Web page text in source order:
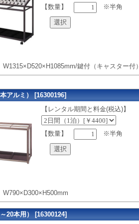
【数量】 ※半角
W1315×D520×H1085mm/鍵付（キャスター付）
アルミ） [16300196]
【レンタル期間と料金(税込)】
【数量】 ※半角
W790×D300×H500mm
20本用） [16300124]